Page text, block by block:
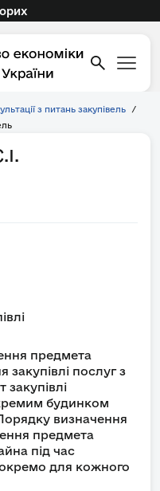
з питань закупівель
/
предмета
закупівлі послуг з
будинком
визначення
предмета
під час
окремо для кожного